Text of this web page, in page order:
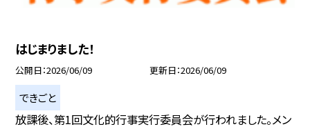
はじまりました！
公開日 2026/06/09 更新日 2026/06/09
できごと
放課後、第1回文化的行事実行委員会が行われました。メン